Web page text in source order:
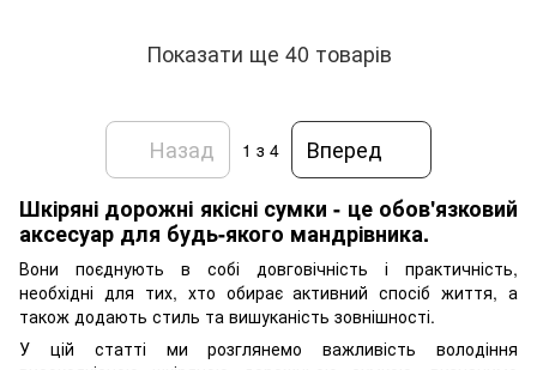
Показати ще 40 товарів
Назад 1 з 4
Вперед
Шкіряні дорожні якісні сумки - це обов'язковий
аксесуар для будь-якого мандрівника.
Вони поєднують в собі довговічність і практичність,
необхідні для тих, хто обирає активний спосіб життя, а
також додають стиль та вишуканість зовнішності.
У цій статті ми розглянемо важливість володіння